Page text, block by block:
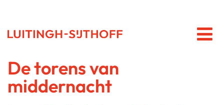
De torens van
middernacht